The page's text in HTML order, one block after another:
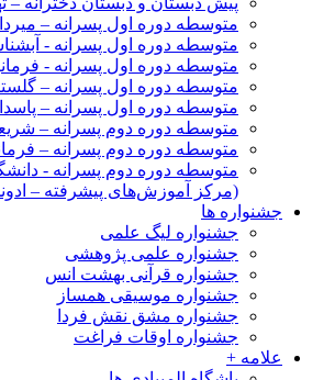
متوسطه دوره اول پسرانه –
متوسطه دوره اول پسرانه -
متوسطه دوره اول پسرانه - فرمانیه
متوسطه دوره اول پسرانه –
متوسطه دوره اول پسرانه –
متوسطه دوره دوم پسرانه –
متوسطه دوره دوم پسرانه –
متوسطه دوره دوم پسرانه -
(مرکز آموزش‌های پیشرفته –
جشنواره ها
جشنواره لیگ علمی
جشنواره علمی پژوهشی
جشنواره قرآنی بهشت انس
جشنواره موسیقی همساز
جشنواره مشق نقش فردا
جشنواره اوقات فراغت
علامه +